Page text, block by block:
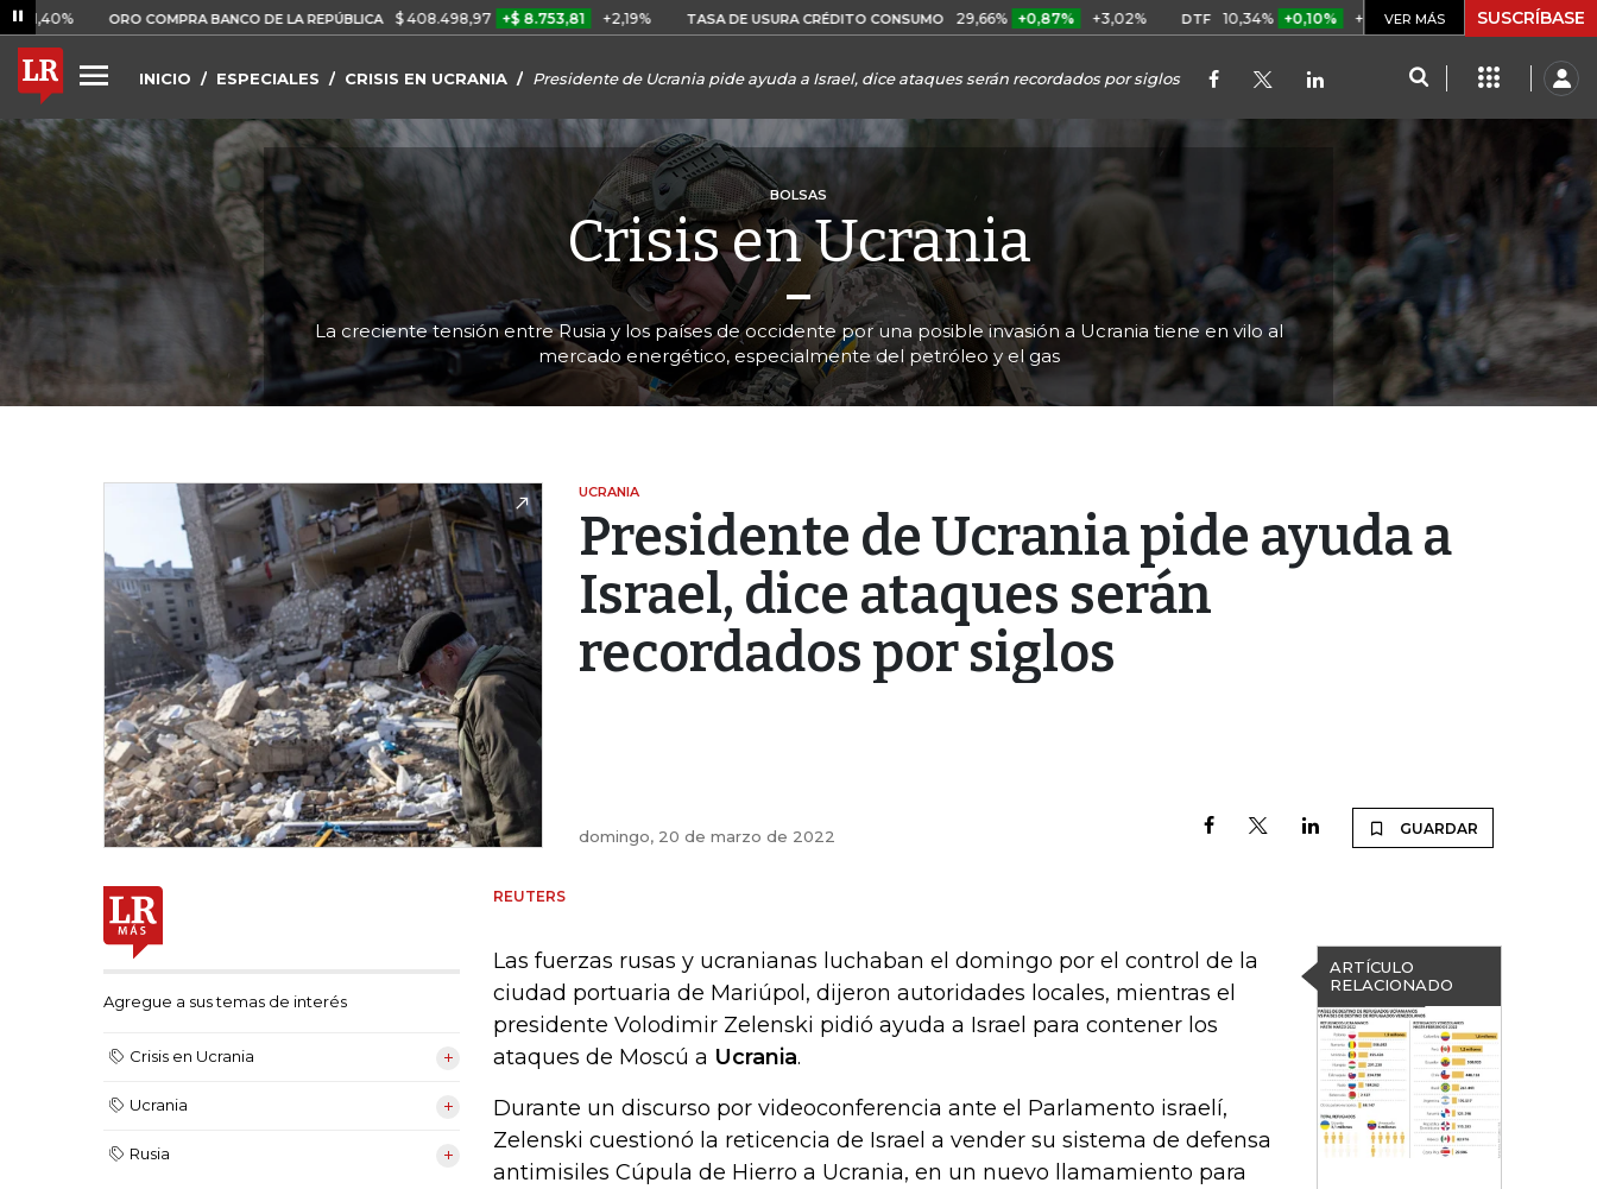
ORO COMPRA BANCO DE LA REPÚBLICA $ 408.498,97 +$ 8.753,81 +2,19% TASA DE USURA CRÉDITO CONSUMO 29,66% +0,87% +3,02% DTF 10,34% +0,10% +0,98% UVR $ 416,86 +$ 0,05 +0,01%
VER MÁS SUSCRÍBASE
INICIO ESPECIALES CRISIS EN UCRANIA Presidente de Ucrania pide ayuda a Israel, dice ataques serán recordados por siglos
BOLSAS
Crisis en Ucrania
La creciente tensión entre Rusia y los países de occidente por una posible invasión a Ucrania tiene en vilo al
mercado energético, especialmente del petróleo y el gas
UCRANIA
Presidente de Ucrania pide ayuda a
Israel, dice ataques serán
recordados por siglos
domingo, 20 de marzo de 2022 GUARDAR
Agregue a sus temas de interés
Crisis en Ucrania
Ucrania
Rusia
REUTERS
ARTÍCULO
RELACIONADO
Las fuerzas rusas y ucranianas luchaban el domingo por el control de la
ciudad portuaria de Mariúpol, dijeron autoridades locales, mientras el
presidente Volodimir Zelenski pidió ayuda a Israel para contener los
ataques de Moscú a Ucrania.
Durante un discurso por videoconferencia ante el Parlamento israelí,
Zelenski cuestionó la reticencia de Israel a vender su sistema de defensa
antimisiles Cúpula de Hierro a Ucrania, en un nuevo llamamiento para